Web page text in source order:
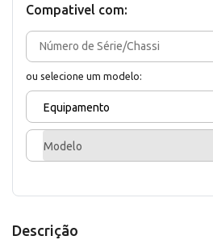
Compativel com:
ou selecione um modelo:
Equipamento
Modelo
Descrição